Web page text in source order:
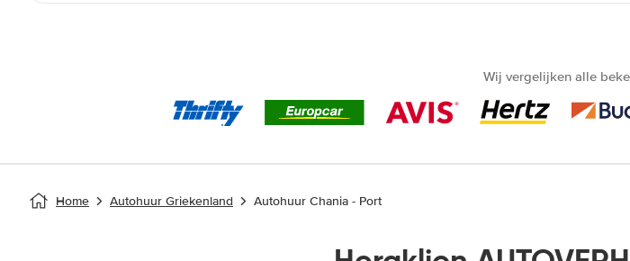
Wij vergelijken alle
Home Autohuur Griekenland Autohuur Chania - Port